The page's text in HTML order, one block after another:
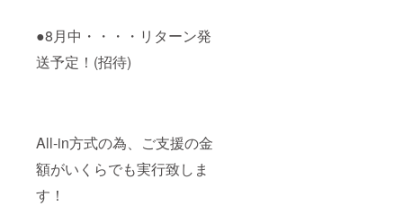
●8月中・・・・リターン発
送予定！(招待)
All-in方式の為、ご支援の金
額がいくらでも実行致しま
す！